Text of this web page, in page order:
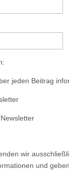
jeden Beitrag
wir
und